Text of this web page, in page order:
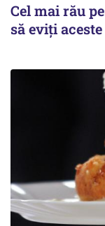
Cel mai rău
să eviți